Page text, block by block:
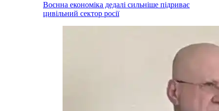
Воєнна економіка дедалі сильніше підриває
цивільний сектор росії